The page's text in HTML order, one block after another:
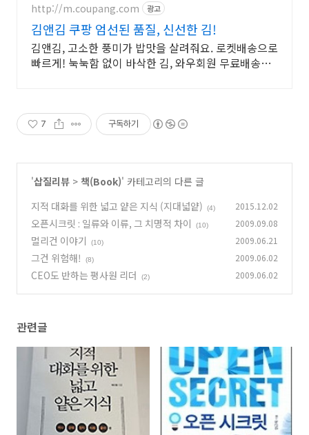
http://m.coupang.com 광고
김앤김 쿠팡 엄선된 품질, 신선한 김!
김앤김, 고소한 풍미가 밥맛을 살려줘요. 로켓배송으로
빠르게! 눅눅함 없이 바삭한 김, 와우회원 무료배송으
7 구독하기
'삽질리뷰 > 책(Book)' 카테고리의 다른 글
지적 대화를 위한 넓고 얕은 지식 (지대넓얕)
(4) 2015.12.02
오픈시크릿 : 일류와 이류, 그 치명적 차이 (10) 2009.09.08
멀리건 이야기 (10) 2009.06.21
그건 위험해! (8) 2009.06.02
CEO도 반하는 평사원 리더 (2) 2009.06.02
관련글